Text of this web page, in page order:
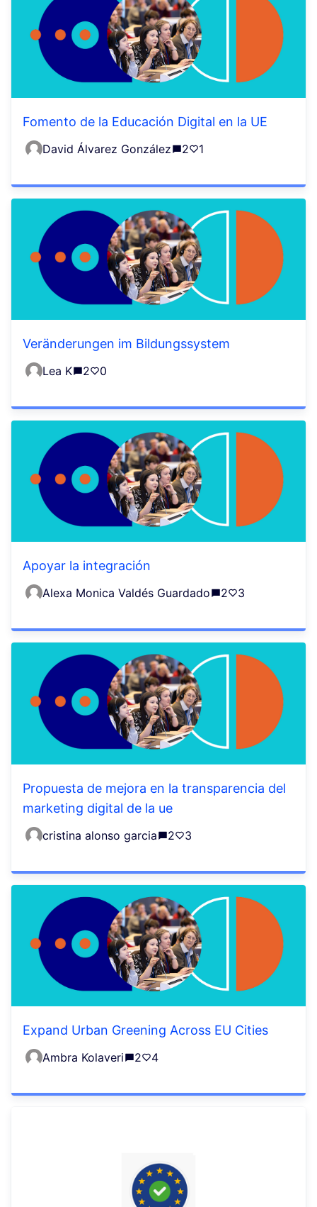
Fomento de la Educación Digital en la UE
David Álvarez González 2 1
Veränderungen im Bildungssystem
Lea K 2 0
Apoyar la integración
Alexa Monica Valdés Guardado 2 3
Propuesta de mejora en la transparencia del
marketing digital de la ue
cristina alonso garcia 2 3
Expand Urban Greening Across EU Cities
Ambra Kolaveri 2 4